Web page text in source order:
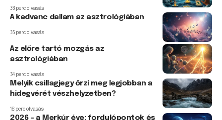
33 perc olvasás
A kedvenc dallam az asztrológiában
35 perc olvasás
Az előre tartó mozgás az
asztrológiában
34 perc olvasás
Melyik csillagjegy őrzi meg legjobban a
hidegvérét vészhelyzetben?
18 perc olvasás
2026 – a Merkúr éve: fordulópontok és